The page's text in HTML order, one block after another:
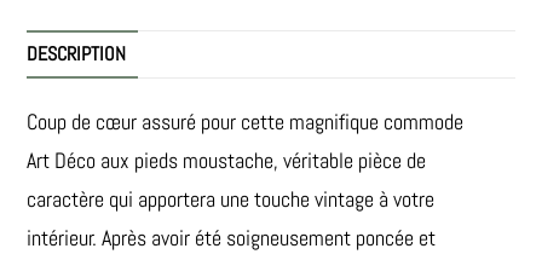
DESCRIPTION
Coup de cœur assuré pour cette magnifique commode
Art Déco aux pieds moustache, véritable pièce de
caractère qui apportera une touche vintage à votre
intérieur. Après avoir été soigneusement poncée et